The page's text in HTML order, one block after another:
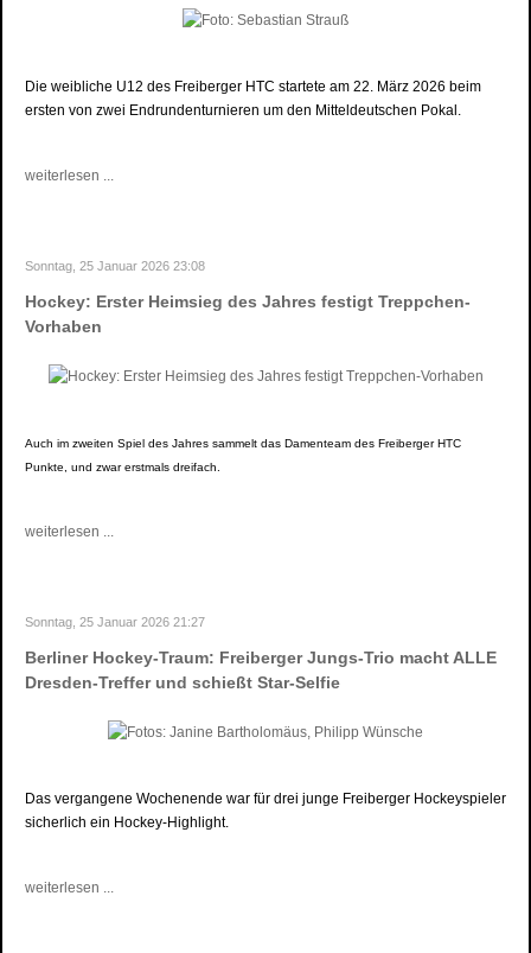
Die weibliche U12 des Freiberger HTC startete am 22. März 2026 beim
ersten von zwei Endrundenturnieren um den Mitteldeutschen Pokal.
weiterlesen ...
Sonntag, 25 Januar 2026 23:08
Hockey: Erster Heimsieg des Jahres festigt Treppchen-
Vorhaben
Auch im zweiten Spiel des Jahres sammelt das Damenteam des Freiberger HTC
Punkte, und zwar erstmals dreifach.
weiterlesen ...
Sonntag, 25 Januar 2026 21:27
Berliner Hockey-Traum: Freiberger Jungs-Trio macht ALLE
Dresden-Treffer und schießt Star-Selfie
Das vergangene Wochenende war für drei junge Freiberger Hockeyspieler
sicherlich ein Hockey-Highlight.
weiterlesen ...